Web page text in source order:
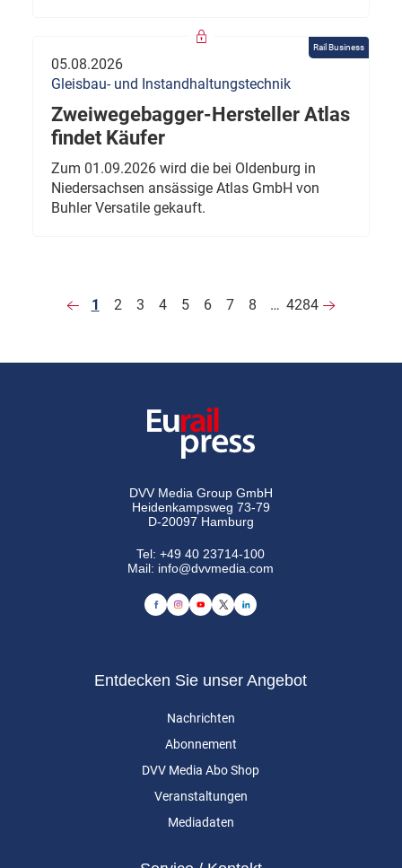
Rail Business
05.08.2026
Gleisbau- und Instandhaltungstechnik
Zweiwegebagger-Hersteller Atlas
findet Käufer
Zum 01.09.2026 wird die bei Oldenburg in
Niedersachsen ansässige Atlas GmbH von
Buhler Versatile gekauft.
1 2 3 4 5 6 7 8 … 4284
DVV Media Group GmbH
Heidenkampsweg 73-79
D-20097 Hamburg
Tel:+49 40 23714-100
Mail: info@dvvmedia.com
Entdecken Sie unser Angebot
Nachrichten
Abonnement
DVV Media Abo Shop
Veranstaltungen
Mediadaten